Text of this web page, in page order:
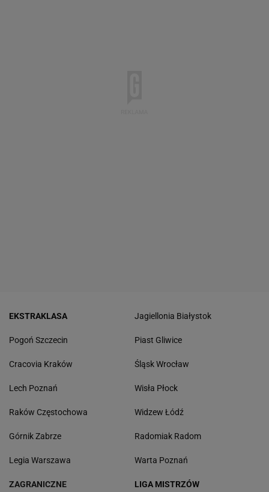
EKSTRAKLASA
Pogoń Szczecin
Cracovia Kraków
Lech Poznań
Raków Częstochowa
Górnik Zabrze
Legia Warszawa
Jagiellonia Białystok
Piast Gliwice
Śląsk Wrocław
Wisła Płock
Widzew Łódź
Radomiak Radom
Warta Poznań
ZAGRANICZNE LIGA MISTRZÓW